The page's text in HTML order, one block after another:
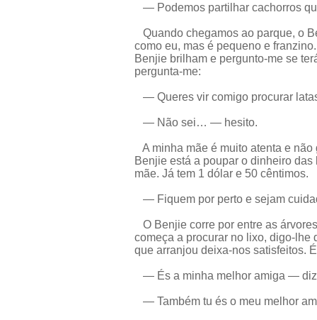
— Podemos partilhar cachorros
Quando chegamos ao parque, o
como eu, mas é pequeno e
Benjie brilham e pergunto-me se
pergunta-me:
— Queres vir comigo procurar
— Não sei… — hesito.
A minha mãe é muito atenta e
Benjie está a poupar o dinheiro
mãe. Já tem 1 dólar e 50 cêntimos.
— Fiquem por perto e sejam
O Benjie corre por entre as
começa a procurar no lixo, digo-lhe
que arranjou deixa-nos satisfeitos.
— És a minha melhor amiga —
— Também tu és o meu melhor